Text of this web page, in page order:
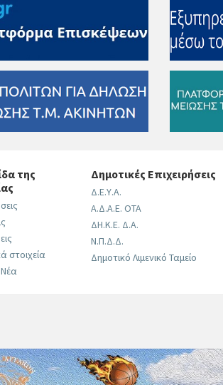
της
στοιχεία
Δημοτικές Επιχειρήσεις
Δ.Ε.Υ.Α.
Α.Δ.Α.Ε. ΟΤΑ
ΔΗ.Κ.Ε. Δ.Α.
Ν.Π.Δ.Δ.
Δημοτικό Λιμενικό Ταμείο